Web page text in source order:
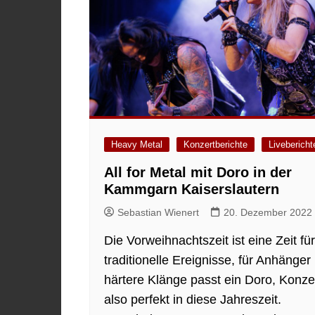
Heavy Metal Konzertberichte
All for Metal mit Doro in der
Kammgarn Kaiserslautern
Sebastian Wienert 20. Dezember 2022
Die Vorweihnachtszeit ist eine Zeit für
traditionelle Ereignisse, für Anhänger
härtere Klänge passt ein Doro,
also perfekt in diese Jahreszeit.